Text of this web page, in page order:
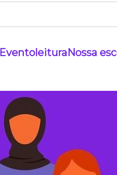
EventoleituraNossa